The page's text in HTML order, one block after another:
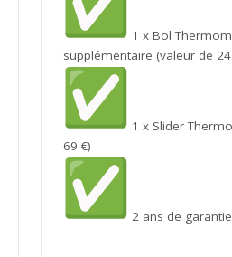
1 x Bol
supplémentaire (valeur de
1 x Slider
69 €)
2 ans de